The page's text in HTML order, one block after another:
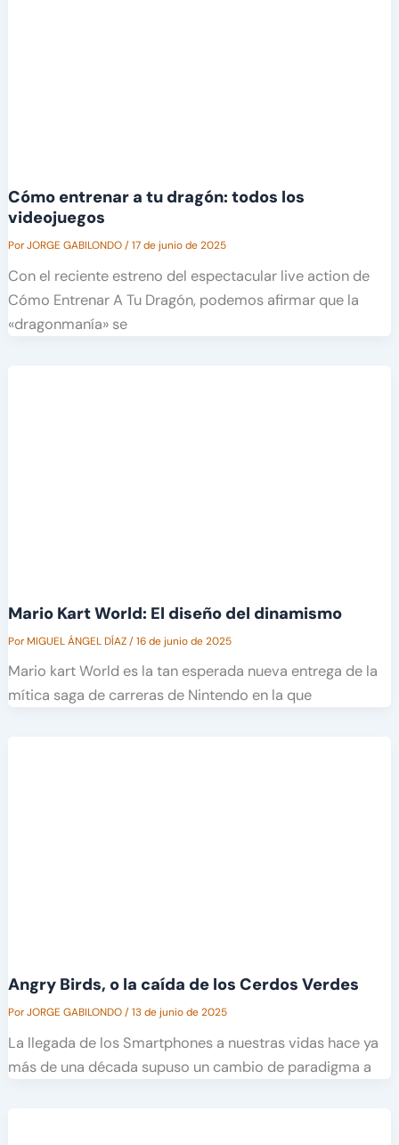
Cómo entrenar a tu dragón: todos los
videojuegos
PorJORGE GABILONDO/17 de junio de 2025
Con el reciente estreno del espectacular live action de
Cómo Entrenar A Tu Dragón, podemos afirmar que la
«dragonmanía» se
Mario Kart World: El diseño del dinamismo
PorMIGUEL ÁNGEL DÍAZ/16 de junio de 2025
Mario kart World es la tan esperada nueva entrega de la
mítica saga de carreras de Nintendo en la que
Angry Birds, o la caída de los Cerdos Verdes
PorJORGE GABILONDO/13 de junio de 2025
La llegada de los Smartphones a nuestras vidas hace ya
más de una década supuso un cambio de paradigma a